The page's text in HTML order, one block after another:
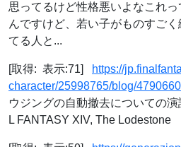
思ってるけど性格悪いよなこれ
んですけど、若い子がものすご
てる人と...
[取得: 表示:71]
https://
character/25998765/blog/
ウジングの自動撤去についての
L FANTASY XIV, The Lodestone